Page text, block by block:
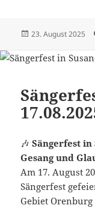
Veröffentlicht
23. August 2025
🎶Sängerfest in
Gesang und
Am 17. August
Sängerfest
Gebiet